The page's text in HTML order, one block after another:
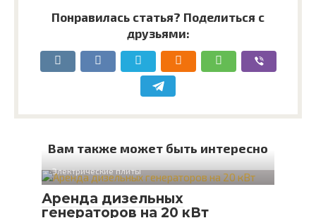
Понравилась статья? Поделиться с
друзьями:
Вам также может быть интересно
Электрические плиты
Аренда дизельных
генераторов на 20 кВт